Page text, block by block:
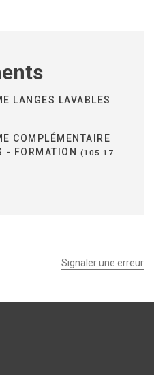
LANGES LAVABLES
COMPLÉMENTAIRE
- FORMATION
105.17
Signaler une erreur